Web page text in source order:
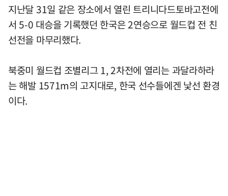
지난달 31일 같은 장소에서 열린 트리니다드토바고전에
서 5-0 대승을 기록했던 한국은 2연승으로 월드컵 전 친
선전을 마무리했다.
북중미 월드컵 조별리그 1, 2차전에 열리는 과달라하라
는 해발 1571m의 고지대로, 한국 선수들에겐 낯선 환경
이다.